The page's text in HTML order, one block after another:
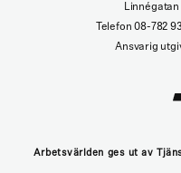
Linnégatan
Telefon 08-782
Ansvarig
Arbetsvärlden ges ut av